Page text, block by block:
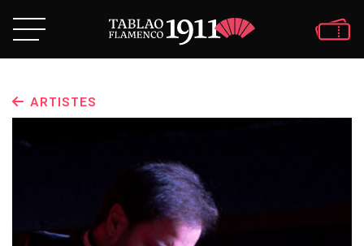
ARTISTES